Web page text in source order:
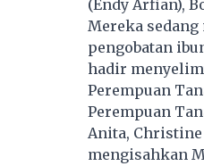
(Endy Arfian),
Mereka
pengobatan
hadir
Perempuan
Perempuan
Anita,
mengisahkan